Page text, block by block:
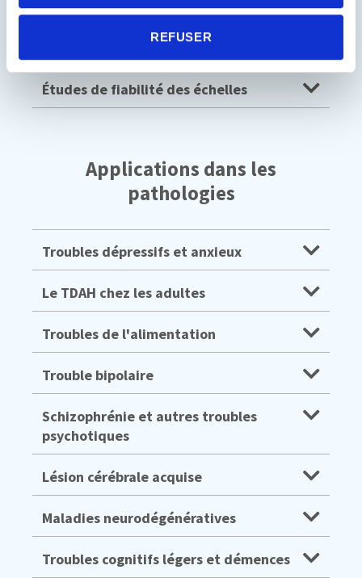
REFUSER
Description de l'environnement virtuel
Études normatives
Études de fiabilité des échelles
Applications dans les
pathologies
Troubles dépressifs et anxieux
Le TDAH chez les adultes
Troubles de l'alimentation
Trouble bipolaire
Schizophrénie et autres troubles
psychotiques
Lésion cérébrale acquise
Maladies neurodégénératives
Troubles cognitifs légers et démences